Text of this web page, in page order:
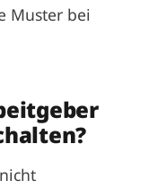
Muster bei